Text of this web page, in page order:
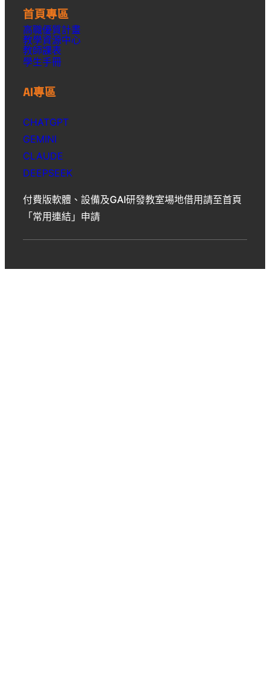
首頁專區
高職優質計畫
教學資源中心
教師課表
學生手冊
AI專區
CHATGPT
GEMINI
CLAUDE
DEEPSEEK
付費版軟體、設備及GAI研發教室場地借用請至首頁
「常用連結」申請